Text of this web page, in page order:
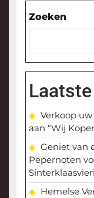
Zoeken
Verkoop
aan “Wij
Geniet van
Pepernoten
Hemelse